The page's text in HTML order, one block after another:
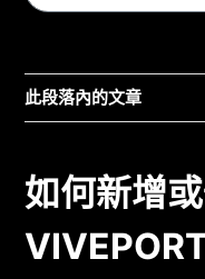
此段落內的文章
如何新增